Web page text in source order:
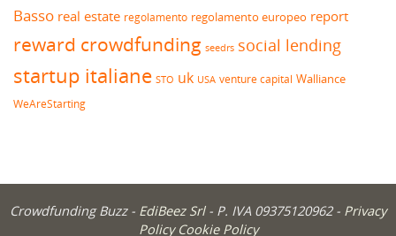
Basso real estate regolamento regolamento europeo report
reward crowdfunding seedrs social lending
startup italiane STO uk USA venture capital Walliance
WeAreStarting
Crowdfunding Buzz - EdiBeez Srl - P. IVA 09375120962 - Privacy
Policy Cookie Policy